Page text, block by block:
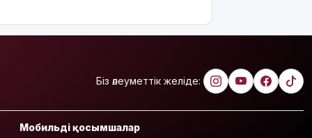
үйден
адамдарды
камераларына
қойылатын
Біз әлеуметтік желіде:
Мобильді қосымшалар